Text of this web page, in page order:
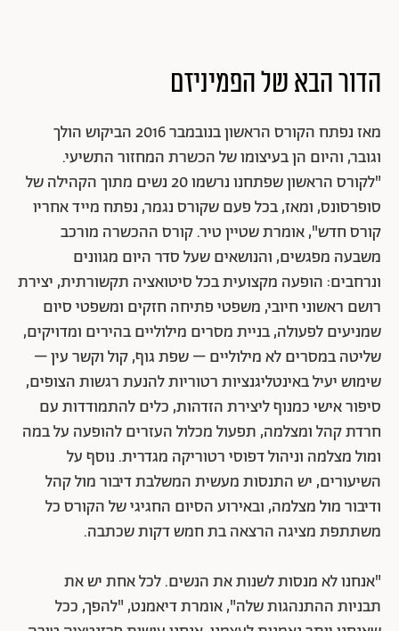
הדור הבא של הפמיניזם
מאז נפתח הקורס הראשון בנובמבר 2016 הביקוש הולך
וגובר, והיום הן בעיצומו של הכשרת המחזור התשיעי.
"לקורס הראשון שפתחנו נרשמו 20 נשים מתוך הקהילה של
סופרסונס, ומאז, בכל פעם שקורס נגמר, נפתח מייד אחריו
קורס חדש", אומרת שטיין טיר. קורס ההכשרה מורכב
משבעה מפגשים, והנושאים שעל סדר היום מגוונים
ונרחבים: הופעה מקצועית בכל סיטואציה תקשורתית, יצירת
רושם ראשוני חיובי, משפטי פתיחה חזקים ומשפטי סיום
שמניעים לפעולה, בניית מסרים מילוליים בהירים ומדויקים,
שליטה במסרים לא מילוליים – שפת גוף, קול וקשר עין –
שימוש יעיל באינטליגנציות רטוריות להנעת רגשות הצופים,
סיפור אישי כמנוף ליצירת הזדהות, כלים להתמודדות עם
חרדת קהל ומצלמה, תפעול מכלול העזרים להופעה על במה
ומול מצלמה וניהול דפוסי רטוריקה מגדרית. נוסף על
השיעורים, יש התנסות מעשית המשלבת דיבור מול קהל
ודיבור מול מצלמה, ובאירוע הסיום החגיגי של הקורס כל
משתתפת מציגה הרצאה בת חמש דקות שכתבה.
"אנחנו לא מנסות לשנות את הנשים. לכל אחת יש את
תבניות ההתנהגות שלה", אומרת דיאמנט, "להפך, ככל